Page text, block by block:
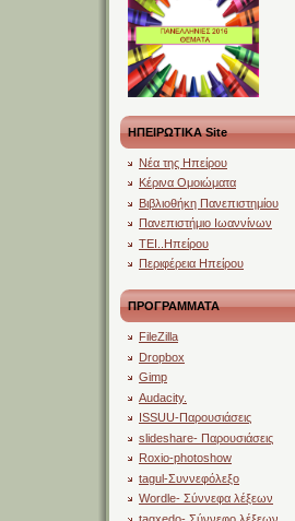
ΗΠΕΙΡΩΤΙΚΑ Site
Νέα της Ηπείρου
Κέρινα Ομοιώματα
Βιβλιοθήκη Πανεπιστημίου
Πανεπιστήμιο Ιωαννίνων
ΤΕΙ..Ηπείρου
Περιφέρεια Ηπείρου
ΠΡΟΓΡΑΜΜΑΤΑ
FileZilla
Dropbox
Gimp
Audacity.
ISSUU-Παρουσιάσεις
slideshare- Παρουσιάσεις
Roxio-photoshow
tagul-Συννεφόλεξο
Wordle- Σύννεφα λέξεων
tagxedo- Σύννεφο λέξεων